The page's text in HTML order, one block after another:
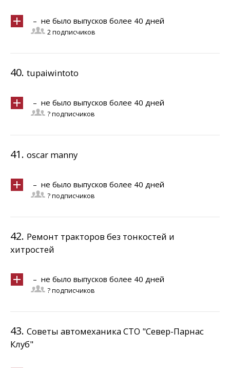
– не было выпусков более 40 дней
2 подписчиков
40. tupaiwintoto
– не было выпусков более 40 дней
? подписчиков
41. oscar manny
– не было выпусков более 40 дней
? подписчиков
42. Ремонт тракторов без тонкостей и
хитростей
– не было выпусков более 40 дней
? подписчиков
43. Советы автомеханика СТО "Север-Парнас
Клуб"